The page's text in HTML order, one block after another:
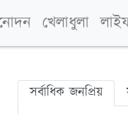
খেলাধুলা
সর্বাধিক জনপ্রিয়